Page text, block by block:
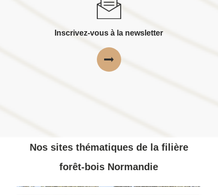
Inscrivez-vous à la newsletter
Nos sites thématiques de la filière
forêt-bois Normandie